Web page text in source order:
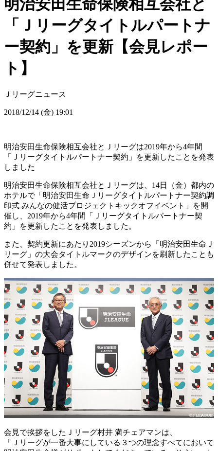
明治安田生命保険相互会社と
「Ｊリーグタイトルパートナ
ー契約」を更新【会見レポー
ト】
Ｊリーグニュース
2018/12/14 (金) 19:01
明治安田生命保険相互会社とＪリーグは2019年から4年間
「Ｊリーグタイトルパートナー契約」を更新したことを発表
しました
明治安田生命保険相互会社とＪリーグは、14日（金）都内の
ホテルで「明治安田生命Ｊリーグタイトルパートナー契約調
印式 みんなの健活プロジェクトキックオフイベント」を開
催し、2019年から4年間「Ｊリーグタイトルパートナー契
約」を更新したことを発表しました。
また、契約更新にあたり2019シーズンから「明治安田生命Ｊ
リーグ」の大会タイトルマークのデザインを刷新したことも
併せて発表しました。
会見で挨拶をしたＪリーグ村井 満チェアマンは、
「Ｊリーグが一番大事にしている３つの理念すべてにおいて